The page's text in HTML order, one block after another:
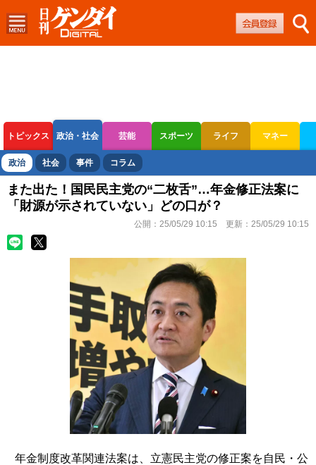
トピックス 政治・社会 芸能 スポーツ ライフ マネー
ボートレース 競輪 オートレース
政治 社会 事件 コラム
また出た！国民民主党の“二枚舌”…年金修正法案に
「財源が示されていない」どの口が？
公開： 25/05/29 10:15 更新： 25/05/29 10:15
年金制度改革関連法案は、立憲民主党の修正案を自民・公